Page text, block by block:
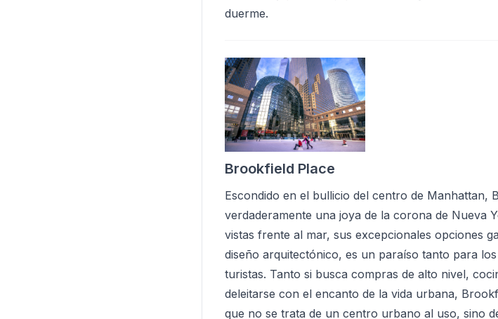
duerme.
Brookfield Place
Escondido en el bullicio del centro de Manhattan,
verdaderamente una joya de la corona de Nueva
vistas frente al mar, sus excepcionales opciones
diseño arquitectónico, es un paraíso tanto para
turistas. Tanto si busca compras de alto nivel,
deleitarse con el encanto de la vida urbana,
que no se trata de un centro urbano al uso, sino